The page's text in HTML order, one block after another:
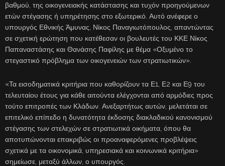
βαθμού, της οικογενειακής κατάστασης και τυχόν προηγούμενων
ετών στέγασης ή υπηρέτησης στο εξωτερικό. Αυτό ανέφερε ο
υπουργός Εθνικής Άμυνας, Νίκος Παναγιωτόπουλος, απαντώντας
σε σχετική ερώτηση που κατέθεσαν οι βουλευτές του ΚΚΕ Νίκος
Παπαναστάσης και Θανάσης Παφίλης με θέμα «Οξυμένο το
στεγαστικό πρόβλημα των οικογενειών των στρατιωτικών».
«Τα εισοδηματικά κριτήρια που καθορίζουν τα Ε1, Ε2 και Ε9 του
τελευταίου έτους για κάθε αιτούντα ελέγχονται από αρμόδιες προς
τούτο επιτροπές των Κλάδων. Ανεξαρτήτως αυτών, μελετάται σε
επιτελικό επίπεδο η δυνατότητα έκδοσης διακλαδικού κανονισμού
στέγασης των στελεχών σε στρατιωτικά οικήματα, όπου θα
αποτυπώνονται επακριβώς οι προαναφερόμενες προβλέψεις
σχετικά με τα οικονομικά, υπηρεσιακά και κοινωνικά κριτήρια»
σημείωσε, μεταξύ άλλων, ο υπουργός.